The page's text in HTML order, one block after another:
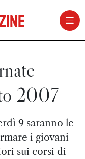
2007
9 saranno le
i giovani
sui corsi di